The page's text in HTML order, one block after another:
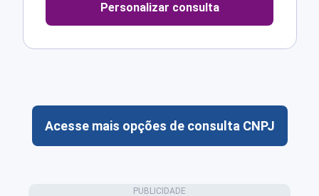
Personalizar consulta
Acesse mais opções de consulta CNPJ